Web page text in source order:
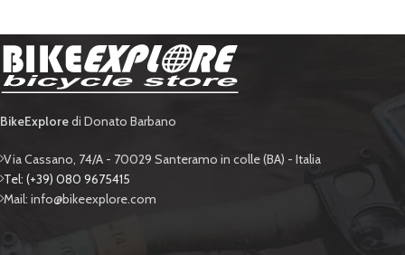
BikeExploredi Donato Barbano
Via Cassano, 74/A - 70029 Santeramo in colle (BA) - Italia
Tel: (+39) 080 9675415
Mail: info@bikeexplore.com